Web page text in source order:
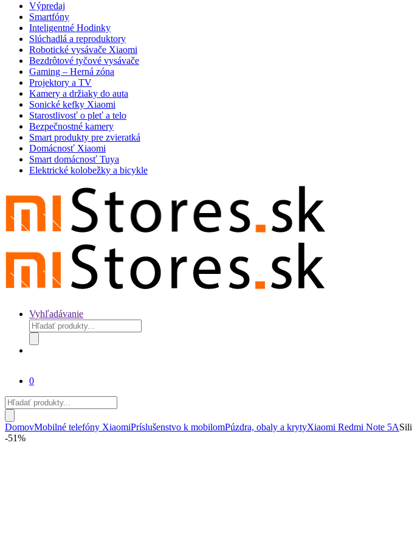
Výpredaj
Smartfóny
Inteligentné Hodinky
Slúchadlá a reproduktory
Robotické vysávače Xiaomi
Bezdrôtové tyčové vysávače
Gaming – Herná zóna
Projektory a TV
Kamery a držiaky do auta
Sonické kefky Xiaomi
Starostlivosť o pleť a telo
Bezpečnostné kamery
Smart produkty pre zvieratká
Domácnosť Xiaomi
Smart domácnosť Tuya
Elektrické kolobežky a bicykle
Vyhľadávanie
Products
search
0
Products
search
DomovMobilné telefóny XiaomiPríslušenstvo k mobilomPúzdra, obaly a krytyXiaomi Redmi Note 5A
-51%